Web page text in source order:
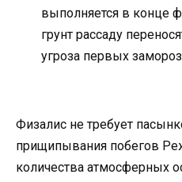
выполняется в конце
грунт рассаду
угроза первых
Физалис не требует
прищипывания побегов
количества атмосферных